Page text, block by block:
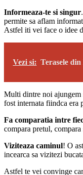
Informeaza-te si singur
permite sa aflam
Astfel iti vei face o idee
Vezi si: Terasele
Multi dintre noi ajungem
fost internata fiindca era
Fa comparatia intre
compara pretul,
Viziteaza caminul! O
incearca sa vizitezi
Astfel te vei convinge